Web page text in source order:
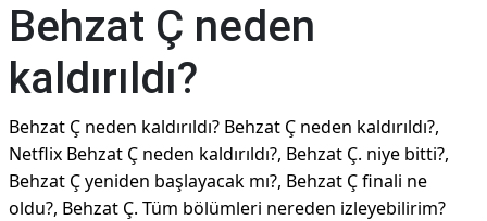
Behzat Ç neden
kaldırıldı?
Behzat Ç neden kaldırıldı? Behzat Ç neden kaldırıldı?,
Netflix Behzat Ç neden kaldırıldı?, Behzat Ç. niye bitti?,
Behzat Ç yeniden başlayacak mı?, Behzat Ç finali ne
oldu?, Behzat Ç. Tüm bölümleri nereden izleyebilirim?